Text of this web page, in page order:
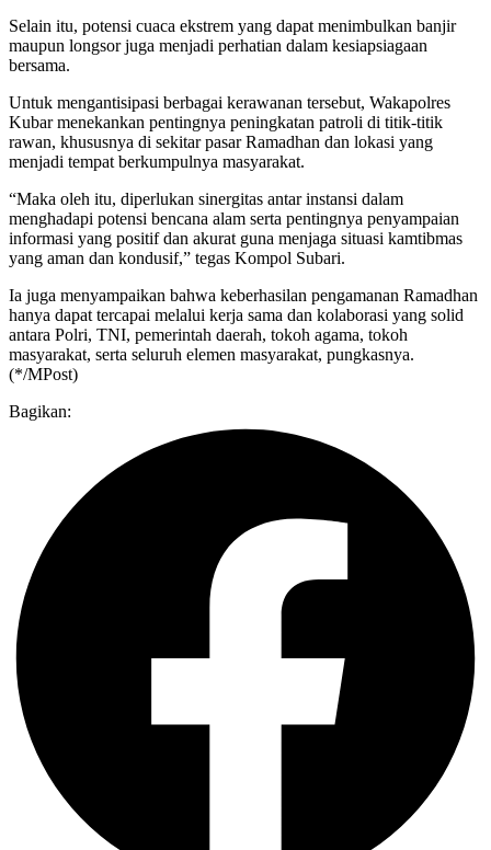
Selain itu, potensi cuaca ekstrem yang dapat menimbulkan banjir
maupun longsor juga menjadi perhatian dalam kesiapsiagaan
bersama.
Untuk mengantisipasi berbagai kerawanan tersebut, Wakapolres
Kubar menekankan pentingnya peningkatan patroli di titik-titik
rawan, khususnya di sekitar pasar Ramadhan dan lokasi yang
menjadi tempat berkumpulnya masyarakat.
“Maka oleh itu, diperlukan sinergitas antar instansi dalam
menghadapi potensi bencana alam serta pentingnya penyampaian
informasi yang positif dan akurat guna menjaga situasi kamtibmas
yang aman dan kondusif,” tegas Kompol Subari.
Ia juga menyampaikan bahwa keberhasilan pengamanan Ramadhan
hanya dapat tercapai melalui kerja sama dan kolaborasi yang solid
antara Polri, TNI, pemerintah daerah, tokoh agama, tokoh
masyarakat, serta seluruh elemen masyarakat, pungkasnya.
(*/MPost)
Bagikan: